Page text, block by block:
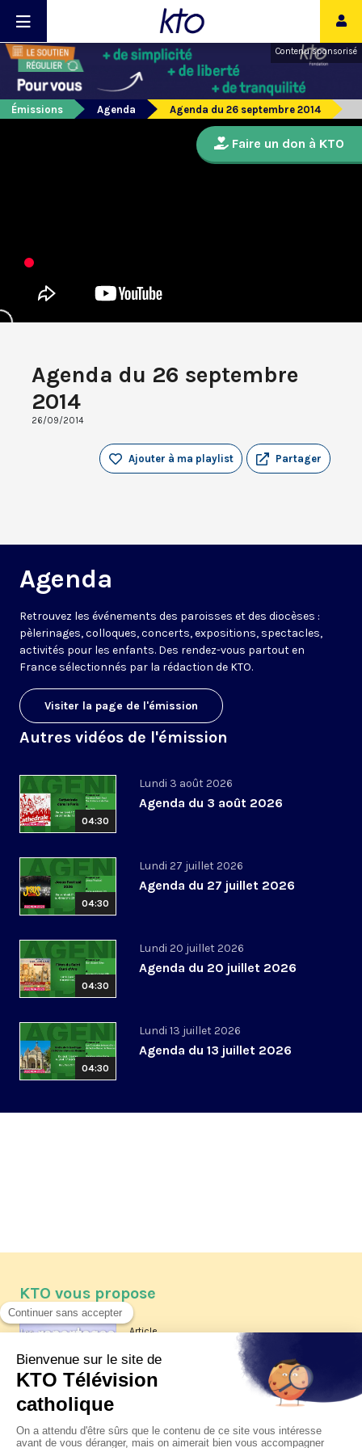
Contenu sponsorisé
Émissions Agenda Agenda du 26 septembre 2014
Agenda du 26 septembre
2014
26/09/2014
Partager
Ajouter à ma playlist
Agenda
Retrouvez les événements des paroisses et des diocèses :
pèlerinages, colloques, concerts, expositions, spectacles,
activités pour les enfants. Des rendez-vous partout en
France sélectionnés par la rédaction de KTO.
Visiter la page de l'émission
Autres vidéos de l'émission
04:30
Lundi 3 août 2026
Agenda du 3 août 2026
04:30
Lundi 27 juillet 2026
Agenda du 27 juillet 2026
04:30
Lundi 20 juillet 2026
Agenda du 20 juillet 2026
04:30
Lundi 13 juillet 2026
Agenda du 13 juillet 2026
Faire un don à KTO
KTO vous propose
Article
Les reportages d'été 2026 de KTO
La visite pastorale du pape Léon
XIV à Assise à suivre sur KTO le